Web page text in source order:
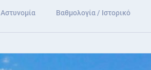
Αστυνομία Βαθμολογία / Ιστορικό